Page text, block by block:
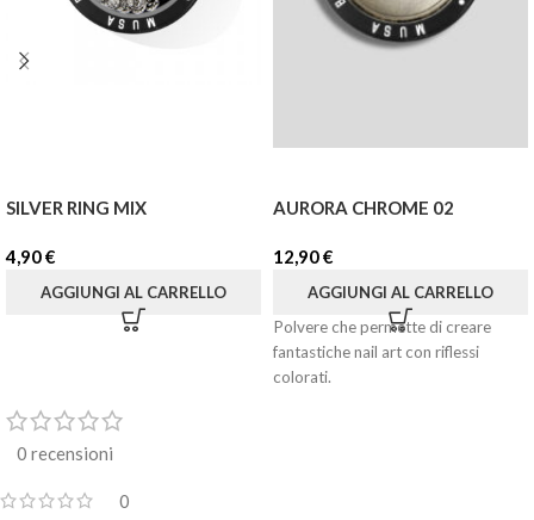
SILVER RING MIX
4,90€
AGGIUNGI AL CARRELLO
AURORA CHROME 02
12,90€
AGGIUNGI AL CARRELLO
Polvere che permette di creare
fantastiche nail art con riflessi
colorati.
0 recensioni
0